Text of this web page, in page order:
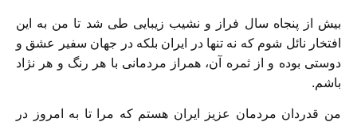
بیش از پنجاه سال فراز و نشیب زیبایی طی شد تا من به این
افتخار نائل شوم که نه تنها در ایران بلکه در جهان سفیر عشق و
دوستی بوده و از ثمره آن، همراز مردمانی با هر رنگ و هر نژاد
باشم.
من قدردان مردمان عزیز ایران هستم که مرا تا به امروز در